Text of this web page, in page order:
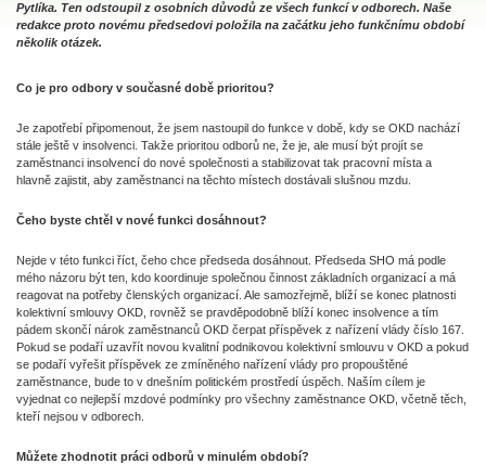
Pytlíka. Ten odstoupil z osobních důvodů ze všech funkcí v odborech. Naše
redakce proto novému předsedovi položila na začátku jeho funkčnímu období
několik otázek.
Co je pro odbory v současné době prioritou?
Je zapotřebí připomenout, že jsem nastoupil do funkce v době, kdy se OKD nachází
stále ještě v insolvenci. Takže prioritou odborů ne, že je, ale musí být projít se
zaměstnanci insolvencí do nové společnosti a stabilizovat tak pracovní místa a
hlavně zajistit, aby zaměstnanci na těchto místech dostávali slušnou mzdu.
Čeho byste chtěl v nové funkci dosáhnout?
Nejde v této funkci říct, čeho chce předseda dosáhnout. Předseda SHO má podle
mého názoru být ten, kdo koordinuje společnou činnost základních organizací a má
reagovat na potřeby členských organizací. Ale samozřejmě, blíží se konec platnosti
kolektivní smlouvy OKD, rovněž se pravděpodobně blíží konec insolvence a tím
pádem skončí nárok zaměstnanců OKD čerpat příspěvek z nařízení vlády číslo 167.
Pokud se podaří uzavřít novou kvalitní podnikovou kolektivní smlouvu v OKD a pokud
se podaří vyřešit příspěvek ze zmíněného nařízení vlády pro propouštěné
zaměstnance, bude to v dnešním politickém prostředí úspěch. Naším cílem je
vyjednat co nejlepší mzdové podmínky pro všechny zaměstnance OKD, včetně těch,
kteří nejsou v odborech.
Můžete zhodnotit práci odborů v minulém období?